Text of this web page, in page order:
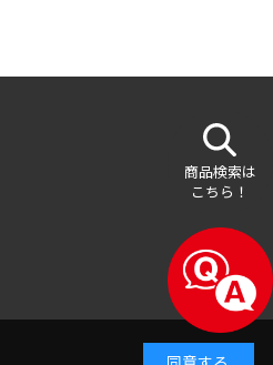
商品検索は
こちら！